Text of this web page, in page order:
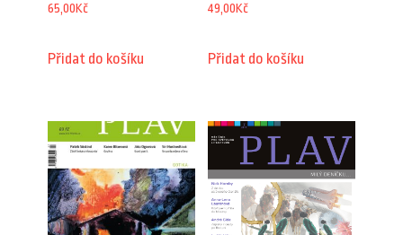
65,00Kč
Přidat do košíku
49,00Kč
Přidat do košíku